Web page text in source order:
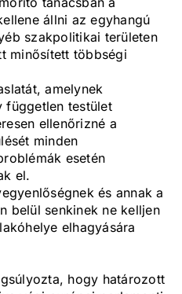
állni az egyhangú
szakpolitikai területen
minősített többségi
amelynek
független testület
ellenőrizné a
minden
esetén
el.
és annak a
belül senkinek ne kelljen
elhagyására
hogy határozott